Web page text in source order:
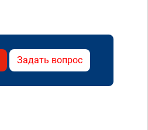
Задать вопрос